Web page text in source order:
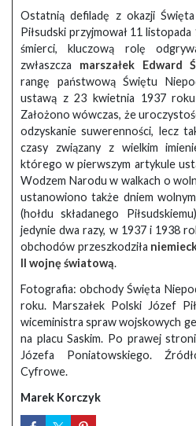
Ostatnią defiladę z okazji Święta
Piłsudski przyjmował 11
śmierci, kluczową rolę
zwłaszcza marszałek Edward
rangę państwową Świętu
ustawą z 23 kwietnia 1937 roku
Założono wówczas, że
odzyskanie suwerenności, lecz
czasy związany z wielkim
którego w pierwszym artykule
Wodzem Narodu w walkach o
ustanowiono także dniem
(hołdu składanego
jedynie dwa razy, w 1937 i 1938
obchodów przeszkodziła
II wojnę światową.
Fotografia: obchody Święta
roku. Marszałek Polski Józef
wiceministra spraw wojskowych
na placu Saskim. Po prawej
Józefa Poniatowskiego.
Cyfrowe.
Marek Korczyk